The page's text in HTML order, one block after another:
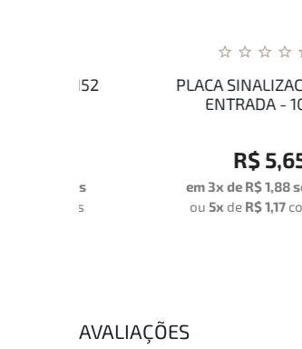
PLACA SINALIZACAO PS62
ENTRADA - 10700
R$ 5,65
R$ 1,88 sem juros
R$ 1,17 com juros
AVALIAÇÕES